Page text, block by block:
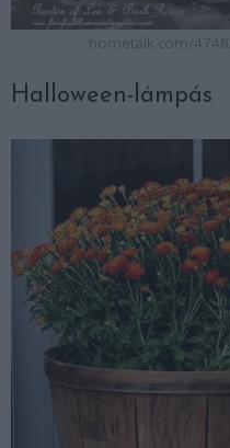
hometalk.com/
Halloween-lámpás